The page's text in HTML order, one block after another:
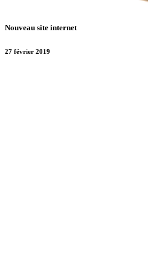
Nouveau site internet
27 février 2019